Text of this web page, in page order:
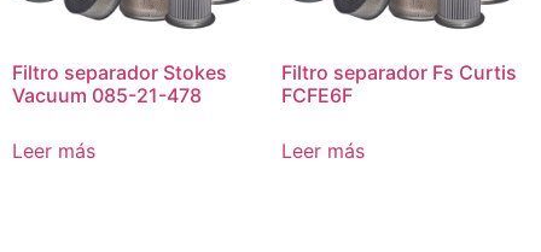
Filtro separador Stokes
Vacuum 085-21-478
Leer más
Filtro separador Fs Curtis
FCFE6F
Leer más